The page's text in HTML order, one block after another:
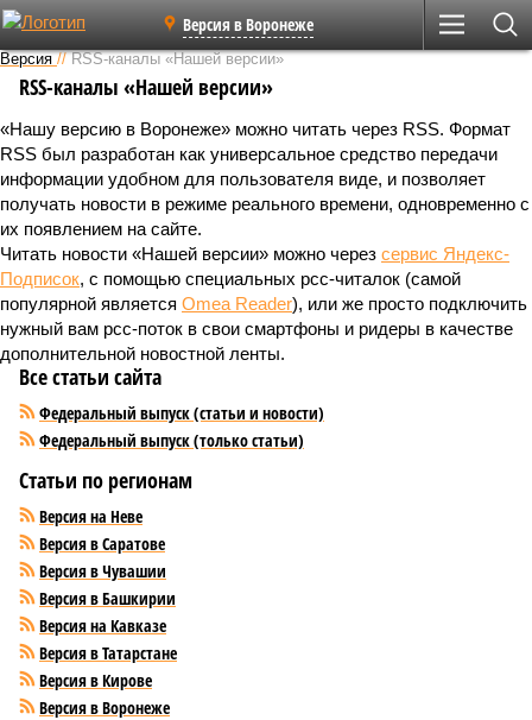
Версия в Воронеже
Версия //RSS-каналы «Нашей версии»
RSS-каналы «Нашей версии»
«Нашу версию в Воронеже» можно читать через RSS. Формат
RSS был разработан как универсальное средство передачи
информации удобном для пользователя виде, и позволяет
получать новости в режиме реального времени, одновременно с
их появлением на сайте.
Читать новости «Нашей версии» можно через сервис Яндекс-
Подписок, с помощью специальных рсс-читалок (самой
популярной является Omea Reader), или же просто подключить
нужный вам рсс-поток в свои смартфоны и ридеры в качестве
дополнительной новостной ленты.
Все статьи сайта
Федеральный выпуск (статьи и новости)
Федеральный выпуск (только статьи)
Статьи по регионам
Версия на Неве
Версия в Саратове
Версия в Чувашии
Версия в Башкирии
Версия на Кавказе
Версия в Татарстане
Версия в Кирове
Версия в Воронеже